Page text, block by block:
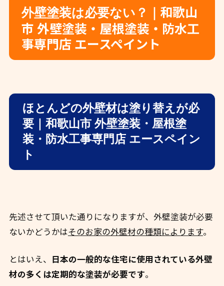
外壁塗装は必要ない？｜ 和歌山
市 外壁塗装・屋根塗装・防水工
事専門店 エースペイント
ほとんどの外壁材は塗り替えが必
要｜和歌山市 外壁塗装・屋根塗
装・防水工事専門店 エースペイン
ト
先述させて頂いた通りになりますが、外壁塗装が必要
ないかどうかはそのお家の外壁材の種類によります。
とはいえ、 日本の一般的な住宅に使用されている外壁
材の多くは定期的な塗装が必要です。